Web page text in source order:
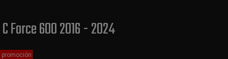
C Force 600 2016 - 2024
promoción